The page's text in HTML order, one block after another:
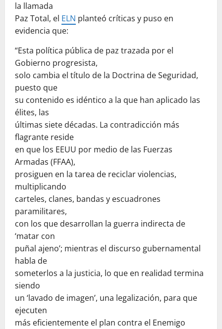
la llamada
Paz Total, el ELN planteó críticas y puso en
evidencia que:
“Esta política pública de paz trazada por el
Gobierno progresista,
solo cambia el título de la Doctrina de Seguridad,
puesto que
su contenido es idéntico a la que han aplicado las
élites, las
últimas siete décadas. La contradicción más
flagrante reside
en que los EEUU por medio de las Fuerzas
Armadas (FFAA),
prosiguen en la tarea de reciclar violencias,
multiplicando
carteles, clanes, bandas y escuadrones
paramilitares,
con los que desarrollan la guerra indirecta de
‘matar con
puñal ajeno’; mientras el discurso gubernamental
habla de
someterlos a la justicia, lo que en realidad termina
siendo
un ‘lavado de imagen’, una legalización, para que
ejecuten
más eficientemente el plan contra el Enemigo